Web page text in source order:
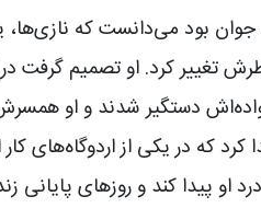
بود می‌دانست که نازی‌ها،
تغییر کرد. او تصمیم گرفت
دستگیر شدند و او
کرد که در یکی از اردوگاه‌های
او پیدا کند و روزهای پایانی